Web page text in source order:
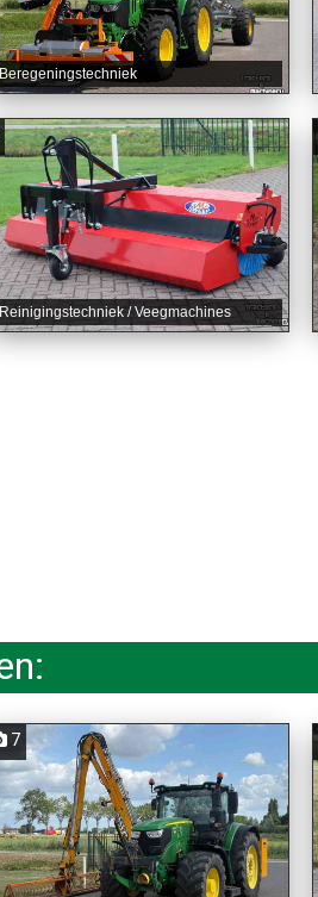
Beregeningstechniek
Reinigingstechniek / Veegmachines
7